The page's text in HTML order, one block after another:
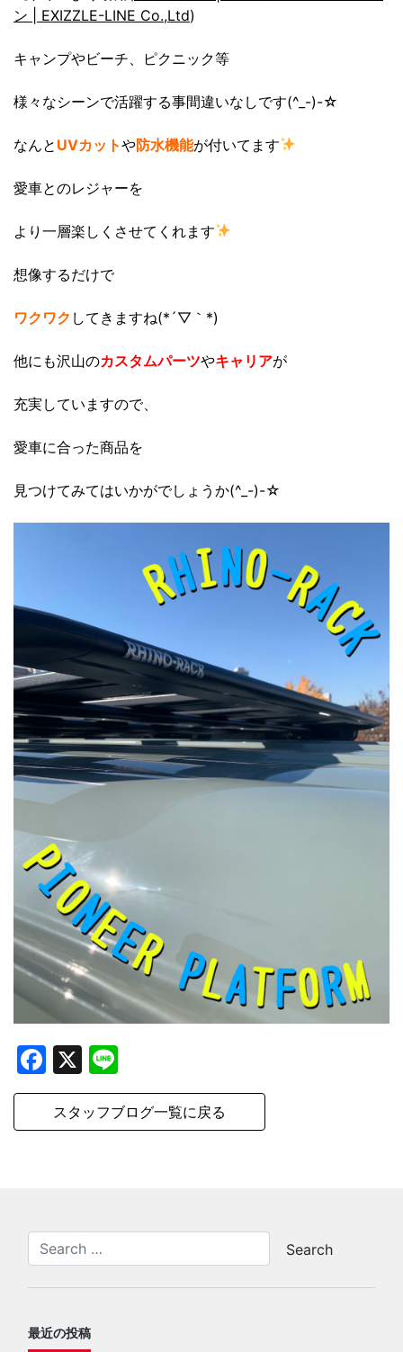
ン | EXIZZLE-LINE Co.,Ltd)
キャンプやビーチ、ピクニック等
様々なシーンで活躍する事間違いなしです(^_-)-☆
なんと UVカットや防水機能が付いてます
愛車とのレジャーを
より一層楽しくさせてくれます
想像するだけで
ワクワク してきますね(*´▽｀*)
他にも沢山のカスタムパーツやキャリアが
充実していますので、
愛車に合った商品を
見つけてみてはいかがでしょうか(^_-)-☆
Facebook
X
スタッフブログ一覧に戻る
最近の投稿